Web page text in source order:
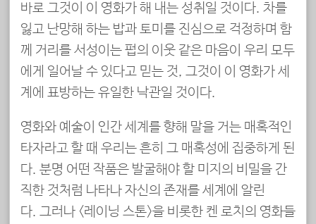
바로 그것이 이 영화가 해 내는 성취일 것이다. 차를
잃고 난망해 하는 밥과 토미를 진심으로 걱정하며 함
께 거리를 서성이는 펍의 이웃 같은 마음이 우리 모두
에게 일어날 수 있다고 믿는 것, 그것이 이 영화가 세
계에 표방하는 유일한 낙관일 것이다.
영화와 예술이 인간 세계를 향해 말을 거는 매혹적인
타자라고 할 때 우리는 흔히 그 매혹성에 집중하게 된
다. 분명 어떤 작품은 발굴해야 할 미지의 비밀을 간
직한 것처럼 나타나 자신의 존재를 세계에 알린
다. 그러나 <레이닝 스톤>을 비롯한 켄 로치의 영화들